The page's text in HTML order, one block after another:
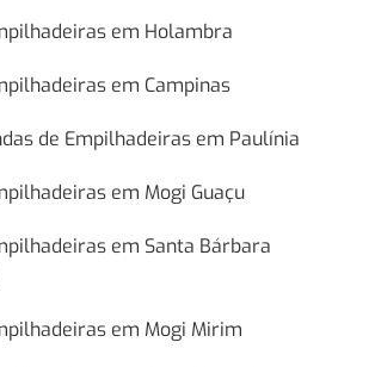
em Holambra
em Campinas
de Empilhadeiras em Paulínia
em Mogi Guaçu
em Santa Bárbara
em Mogi Mirim